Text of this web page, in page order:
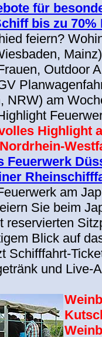
für
bis zu 70%
feiern?
Outdoor
NRW) am
Highlight
Feuerwerk
am
Sie beim
reservierten
Blick auf
Schifffahrt-
und Live-